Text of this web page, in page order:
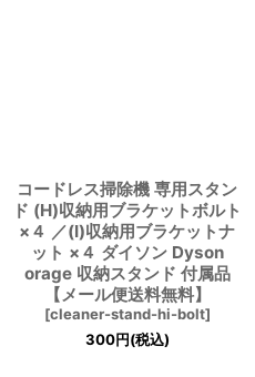
コードレス掃除機 専用スタン
ド (H)収納用ブラケットボルト
×４ ／(I)収納用ブラケットナ
ット ×４ ダイソン Dyson
orage 収納スタンド 付属品
【メール便送料無料】
[cleaner-stand-hi-bolt]
300円(税込)